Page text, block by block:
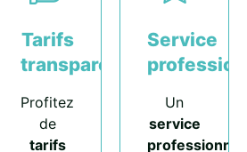
Tarifs
transparents
Profitez
de
tarifs
Service
Un
service
professionnel